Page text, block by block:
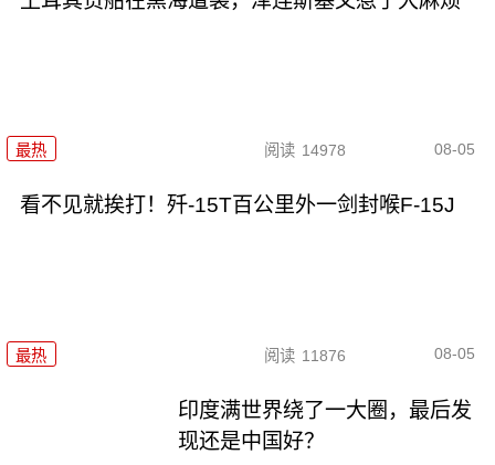
最热 阅读 14978 08-05
看不见就挨打！歼-15T百公里外一剑封喉F-15J
最热 阅读 11876 08-05
印度满世界绕了一大圈，最后发
现还是中国好？